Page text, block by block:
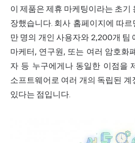
이 제품은 제휴 마케팅이라는 초기
장했습니다. 회사 홈페이지에 따
만 명의 개인 사용자와 2,200개 팀
마케터, 연구원, 또는 여러 암호화
자 등 누구에게나 동일한 이점을
소프트웨어로 여러 개의 독립된
있다는 점입니다.